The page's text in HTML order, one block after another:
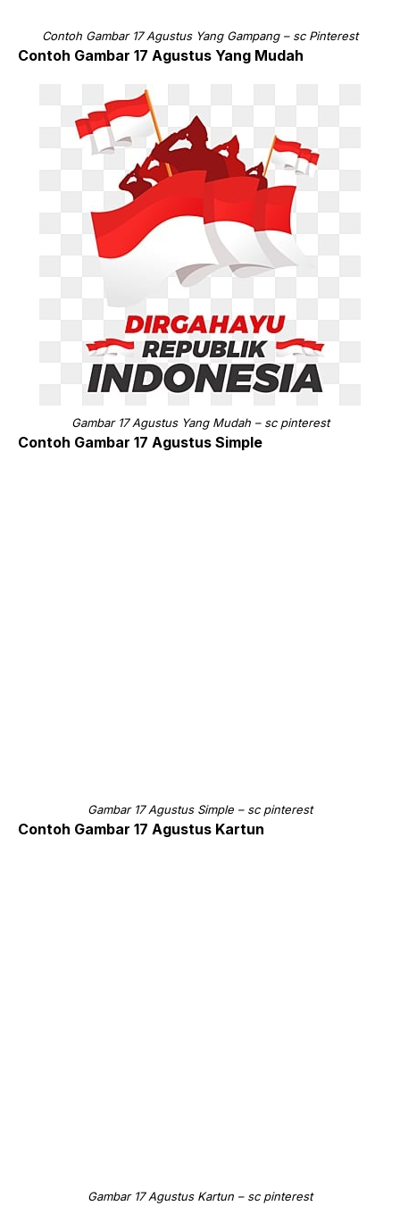
Contoh Gambar 17 Agustus Yang Gampang – sc Pinterest
Contoh Gambar 17 Agustus Yang Mudah
Gambar 17 Agustus Yang Mudah – sc pinterest
Contoh Gambar 17 Agustus Simple
Gambar 17 Agustus Simple – sc pinterest
Contoh Gambar 17 Agustus Kartun
Gambar 17 Agustus Kartun – sc pinterest